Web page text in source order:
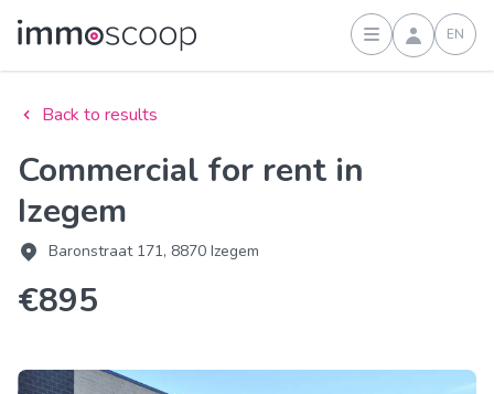
Sign inEN
Back to results
Commercial for rent in
Izegem
Baronstraat 171, 8870 Izegem
€895